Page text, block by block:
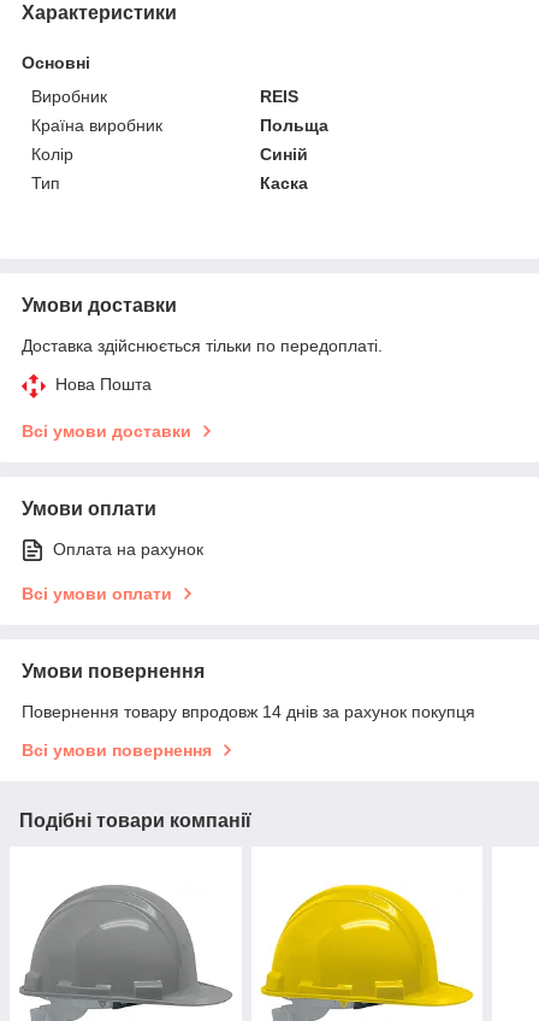
Характеристики
Основні
Виробник
REIS
Країна виробник
Польща
Колір
Синій
Тип
Каска
Умови доставки
Доставка здійснюється тільки по передоплаті.
Нова Пошта
Всі умови доставки
Умови оплати
Оплата на рахунок
Всі умови оплати
Умови повернення
Повернення товару впродовж 14 днів за рахунок покупця
Всі умови повернення
Подібні товари компанії